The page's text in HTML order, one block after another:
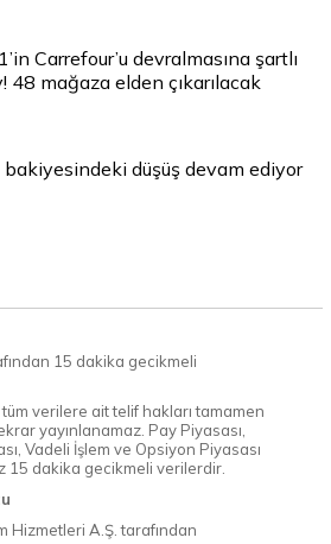
Carrefour’u devralmasına şartlı
48 mağaza elden çıkarılacak
bakiyesindeki düşüş devam ediyor
15 dakika gecikmeli
verilere ait telif hakları tamamen
yayınlanamaz. Pay Piyasası,
Vadeli İşlem ve Opsiyon Piyasası
15 dakika gecikmeli verilerdir.
Hizmetleri A.Ş. tarafından